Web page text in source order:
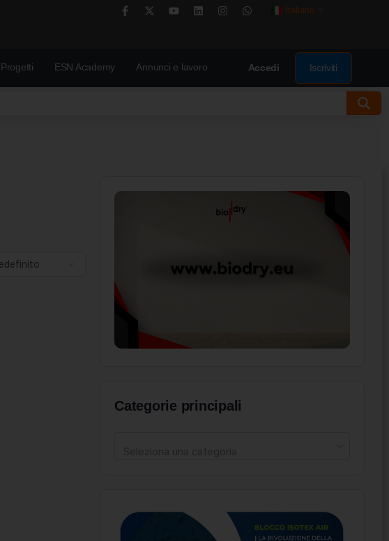
Italiano
Progetti ESN Academy Annunci e lavoro Accedi Iscriviti
Categorie principali